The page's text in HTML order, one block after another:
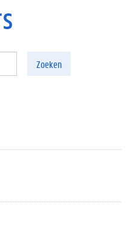
Zoeken